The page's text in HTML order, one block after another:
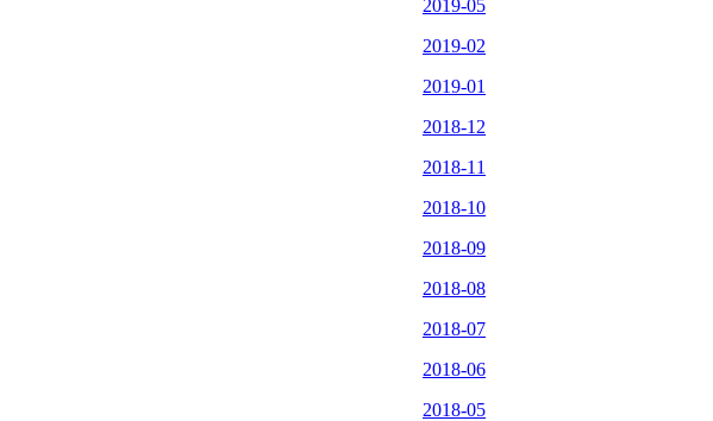
2019-05
2019-02
2019-01
2018-12
2018-11
2018-10
2018-09
2018-08
2018-07
2018-06
2018-05